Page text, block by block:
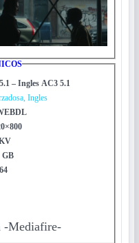
– Ingles AC3 5.1
Ingles
GB
-Mediafire-